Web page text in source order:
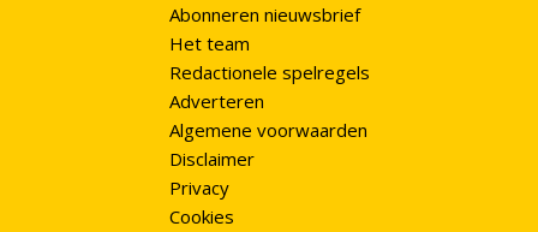
Abonneren nieuwsbrief
Het team
Redactionele spelregels
Adverteren
Algemene voorwaarden
Disclaimer
Privacy
Cookies